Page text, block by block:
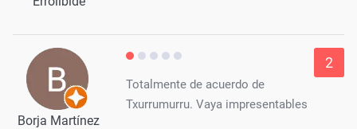
Borja Martínez
2
Totalmente de acuerdo de
Txurrumurru. Vaya impresentables